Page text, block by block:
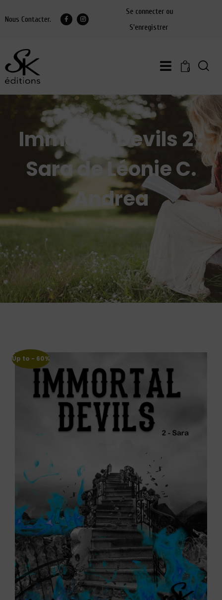
Nous Contacter.
Se connecter ou
S'enregistrer
0
Immortal Devils 2 :
Sara de Léonie C.
Andrea
Up to - 60%